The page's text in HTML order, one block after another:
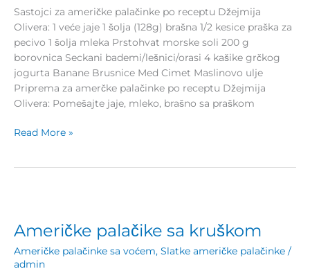
Sastojci za američke palačinke po receptu Džejmija
Olivera: 1 veće jaje 1 šolja (128g) brašna 1/2 kesice praška za
pecivo 1 šolja mleka Prstohvat morske soli 200 g
borovnica Seckani bademi/lešnici/orasi 4 kašike grčkog
jogurta Banane Brusnice Med Cimet Maslinovo ulje
Priprema za amerčke palačinke po receptu Džejmija
Olivera: Pomešajte jaje, mleko, brašno sa praškom
Read More »
Američke palačike sa kruškom
Američke palačinke sa voćem, Slatke američke palačinke /
admin
sa